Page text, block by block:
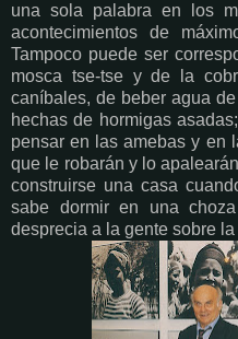
una sola palabra en los
acontecimientos de
Tampoco puede ser
mosca tse-tse y de la
caníbales, de beber agua
hechas de hormigas
pensar en las amebas y en
que le robarán y lo
construirse una casa
sabe dormir en una
desprecia a la gente sobre